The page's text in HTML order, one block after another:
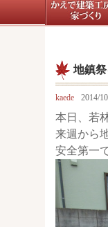
地鎮祭
kaede 2014/
本日、若
来週から
安全第一